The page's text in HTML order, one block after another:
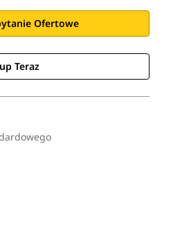
Ofertowe
Teraz